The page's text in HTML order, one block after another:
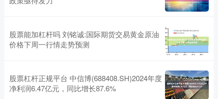
股票能加杠杆吗 刘铭诚:国际期货交易黄金原油
价格下周一行情走势预测
股票杠杆正规平台 中信博(688408.SH)2024年度
净利润6.47亿元，同比增长87.6%